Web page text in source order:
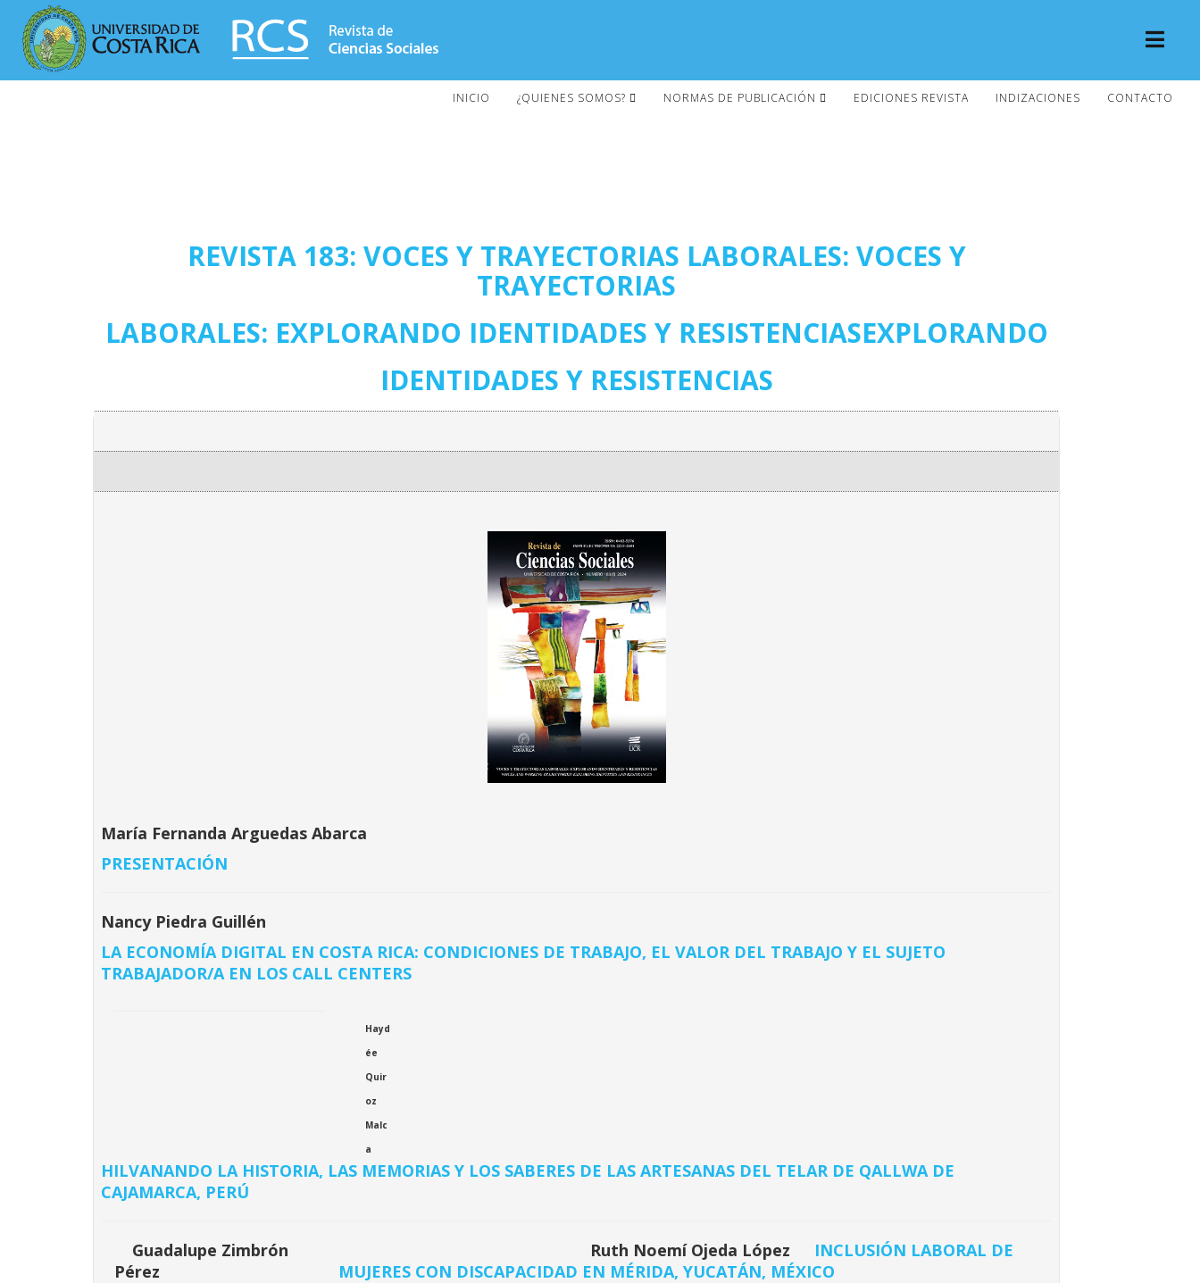
INICIO ¿QUIENES SOMOS? NORMAS DE PUBLICACIÓN EDICIONES REVISTA INDIZACIONES CONTACTO
REVISTA 183: VOCES Y TRAYECTORIAS LABORALES: VOCES Y
TRAYECTORIAS
LABORALES: EXPLORANDO IDENTIDADES Y RESISTENCIASEXPLORANDO
IDENTIDADES Y RESISTENCIAS
María Fernanda Arguedas Abarca
PRESENTACIÓN
Nancy Piedra Guillén
LA ECONOMÍA DIGITAL EN COSTA RICA: CONDICIONES DE TRABAJO, EL VALOR DEL TRABAJO Y EL SUJETO
TRABAJADOR/A EN LOS CALL CENTERS
Hayd
ée
Quir
oz
Malc
a
HILVANANDO LA HISTORIA, LAS MEMORIAS Y LOS SABERES DE LAS ARTESANAS DEL TELAR DE QALLWA DE
CAJAMARCA, PERÚ
Guadalupe Zimbrón
Pérez
Ruth Noemí Ojeda López
INCLUSIÓN LABORAL DE
MUJERES CON DISCAPACIDAD EN MÉRIDA, YUCATÁN, MÉXICO